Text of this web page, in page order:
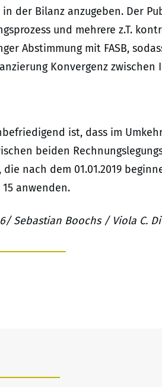
der Bilanz anzugeben. Der
und mehrere z.T.
Abstimmung mit FASB,
Konvergenz zwischen
ist, dass im
beiden
nach dem 01.01.2019
anwenden.
Sebastian Boochs / Viola C.